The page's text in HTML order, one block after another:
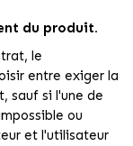
du produit.
le
entre exiger la
sauf si l'une de
ou
et l'utilisateur